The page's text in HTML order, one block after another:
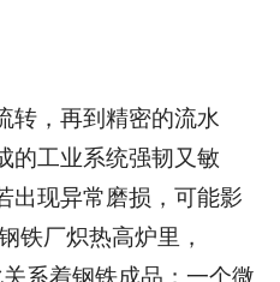
，再到精密的流水
的工业系统强韧又敏
出现异常磨损，可能影
铁厂炽热高炉里，
系着钢铁成品；一个微